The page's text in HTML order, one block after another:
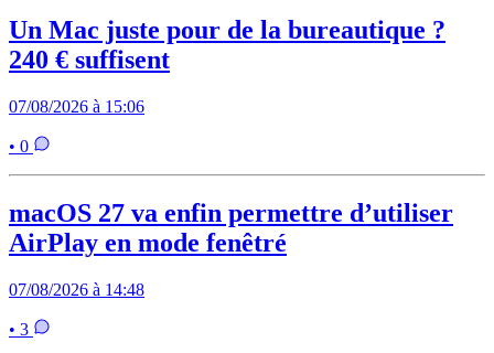
Un Mac juste pour de la bureautique ?
240 € suffisent
07/08/2026 à 15:06
• 0
macOS 27 va enfin permettre d’utiliser
AirPlay en mode fenêtré
07/08/2026 à 14:48
• 3